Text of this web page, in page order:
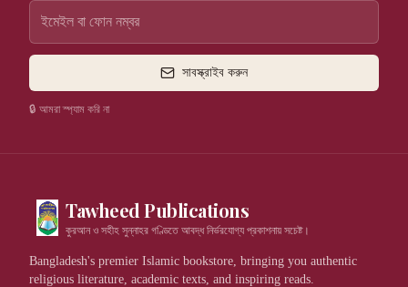
সাবস্ক্রাইব করুন
🔒 আমরা স্প্যাম করি না
Tawheed Publications
কুরআন ও সহীহ সুন্নাহর গণ্ডিতে আবদ্ধ নির্ভরযোগ্য প্রকাশনায় সচেষ্ট।
Bangladesh's premier Islamic bookstore, bringing you authentic
religious literature, academic texts, and inspiring reads.